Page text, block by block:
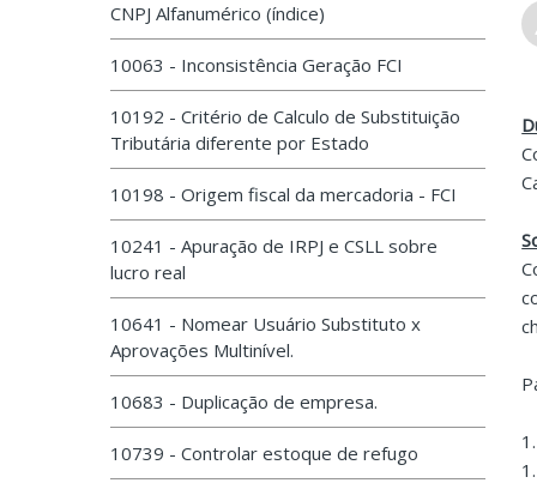
CNPJ Alfanumérico (índice)
10063 - Inconsistência Geração FCI
10192 - Critério de Calculo de Substituição
Tributária diferente por Estado
10198 - Origem fiscal da mercadoria - FCI
10241 - Apuração de IRPJ e CSLL sobre
lucro real
10641 - Nomear Usuário Substituto x
Aprovações Multinível.
10683 - Duplicação de empresa.
10739 - Controlar estoque de refugo